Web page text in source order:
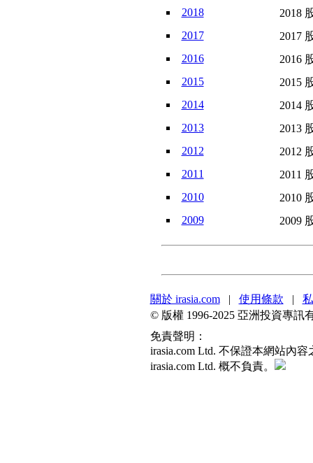
2018
2018
2017
2017
2016
2016
2015
2015
2014
2014
2013
2013
2012
2012
2011
2011
2010
2010
2009
2009
關於 irasia.com| 使用條款 |
© 版權 1996-2025 亞洲投資專訊
免責聲明：
irasia.com Ltd. 不保證本網站內
irasia.com Ltd. 概不負責。